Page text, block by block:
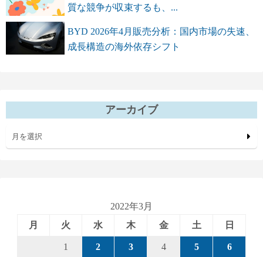
質な競争が収束するも、...
BYD 2026年4月販売分析：国内市場の失速、
成長構造の海外依存シフト
アーカイブ
月を選択
2022年3月
月
火 水 木 金 土 日
1 2 3 4 5 6